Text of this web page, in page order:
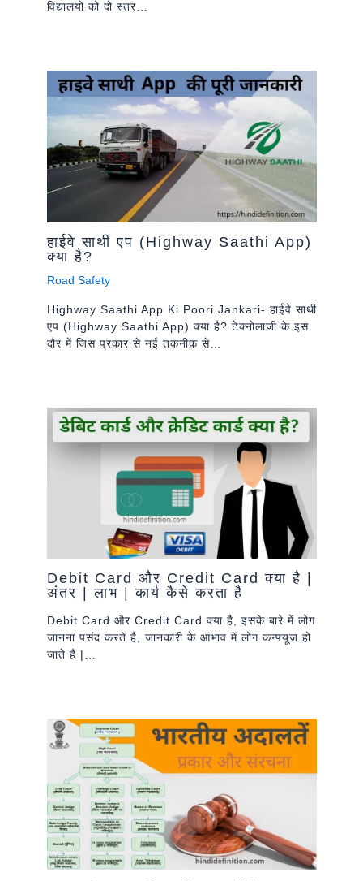
विद्यालयों को दो स्तर…
हाईवे साथी एप (Highway Saathi App)
क्या है?
Road Safety
Highway Saathi App Ki Poori Jankari- हाईवे साथी
एप (Highway Saathi App) क्या है? टेक्नोलाजी के इस
दौर में जिस प्रकार से नई तकनीक से…
Debit Card और Credit Card क्या है |
अंतर | लाभ | कार्य कैसे करता है
Debit Card और Credit Card क्या है, इसके बारे में लोग
जानना पसंद करते है, जानकारी के आभाव में लोग कन्फ्यूज हो
जाते है |…